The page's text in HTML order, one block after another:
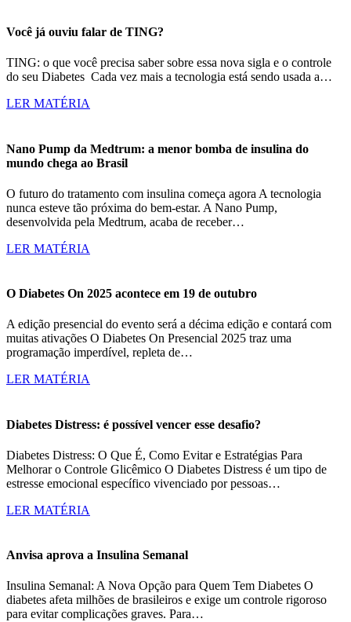
Você já ouviu falar de TING?
TING: o que você precisa saber sobre essa nova sigla e o controle
do seu Diabetes Cada vez mais a tecnologia está sendo usada a…
LER MATÉRIA
Nano Pump da Medtrum: a menor bomba de insulina do
mundo chega ao Brasil
O futuro do tratamento com insulina começa agora A tecnologia
nunca esteve tão próxima do bem-estar. A Nano Pump,
desenvolvida pela Medtrum, acaba de receber…
LER MATÉRIA
O Diabetes On 2025 acontece em 19 de outubro
A edição presencial do evento será a décima edição e contará com
muitas ativações O Diabetes On Presencial 2025 traz uma
programação imperdível, repleta de…
LER MATÉRIA
Diabetes Distress: é possível vencer esse desafio?
Diabetes Distress: O Que É, Como Evitar e Estratégias Para
Melhorar o Controle Glicêmico O Diabetes Distress é um tipo de
estresse emocional específico vivenciado por pessoas…
LER MATÉRIA
Anvisa aprova a Insulina Semanal
Insulina Semanal: A Nova Opção para Quem Tem Diabetes O
diabetes afeta milhões de brasileiros e exige um controle rigoroso
para evitar complicações graves. Para…